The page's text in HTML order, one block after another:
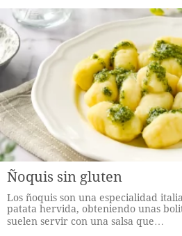
Ñoquis sin gluten
Los ñoquis son una especialidad
patata hervida, obteniendo unas
suelen servir con una salsa que…